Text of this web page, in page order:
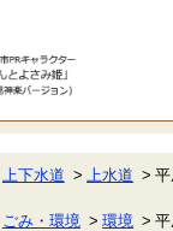
上下水道 上水道
ごみ・環境 環境